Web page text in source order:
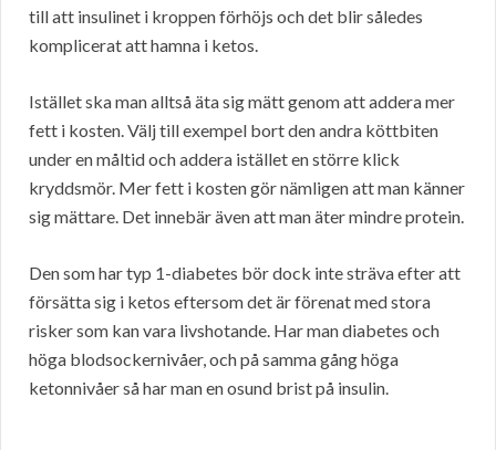
till att insulinet i kroppen förhöjs och det blir således
komplicerat att hamna i ketos.
Istället ska man alltså äta sig mätt genom att addera mer
fett i kosten. Välj till exempel bort den andra köttbiten
under en måltid och addera istället en större klick
kryddsmör. Mer fett i kosten gör nämligen att man känner
sig mättare. Det innebär även att man äter mindre protein.
Den som har typ 1-diabetes bör dock inte sträva efter att
försätta sig i ketos eftersom det är förenat med stora
risker som kan vara livshotande. Har man diabetes och
höga blodsockernivåer, och på samma gång höga
ketonnivåer så har man en osund brist på insulin.